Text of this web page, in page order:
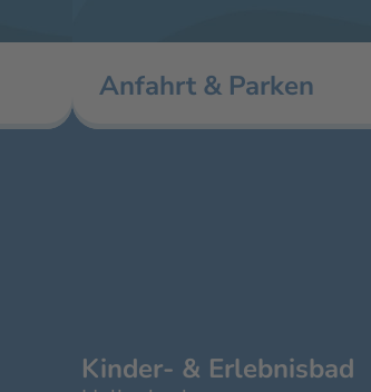
Anfahrt & Parken
Kinder- & Erlebnisbad